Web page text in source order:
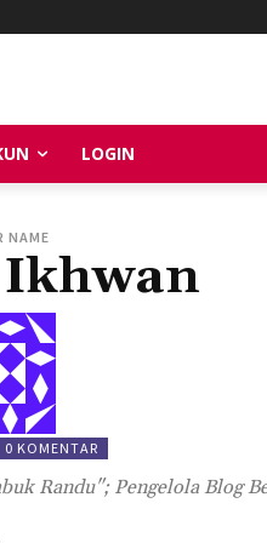
LOGIN
NAME
0 KOMENTAR
Randu"; Pengelola Blog